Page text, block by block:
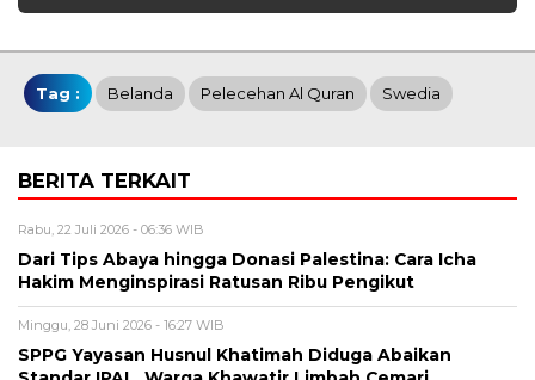
Tag : Belanda Pelecehan Al Quran Swedia
BERITA TERKAIT
Rabu, 22 Juli 2026 - 06:36 WIB
Dari Tips Abaya hingga Donasi Palestina: Cara Icha
Hakim Menginspirasi Ratusan Ribu Pengikut
Minggu, 28 Juni 2026 - 16:27 WIB
SPPG Yayasan Husnul Khatimah Diduga Abaikan